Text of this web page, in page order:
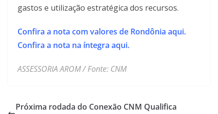
gastos e utilização estratégica dos recursos.
Confira a nota com valores de Rondônia aqui.
Confira a nota na íntegra aqui.
ASSESSORIA AROM / Fonte: CNM
Próxima rodada do Conexão CNM Qualifica